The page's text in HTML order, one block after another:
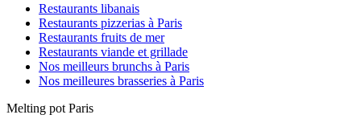
Restaurants libanais
Restaurants pizzerias à Paris
Restaurants fruits de mer
Restaurants viande et grillade
Nos meilleurs brunchs à Paris
Nos meilleures brasseries à Paris
Melting pot Paris